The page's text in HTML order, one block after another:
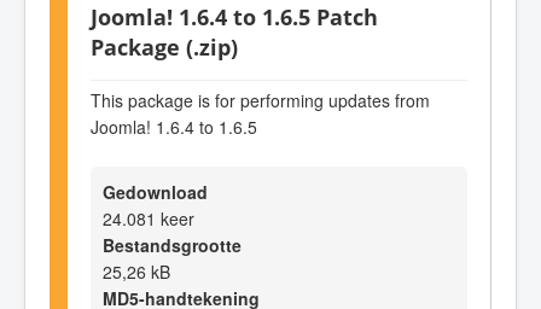
Joomla! 1.6.4 to 1.6.5 Patch
Package (.zip)
This package is for performing updates from
Joomla! 1.6.4 to 1.6.5
Gedownload
24.081 keer
Bestandsgrootte
25,26 kB
MD5-handtekening